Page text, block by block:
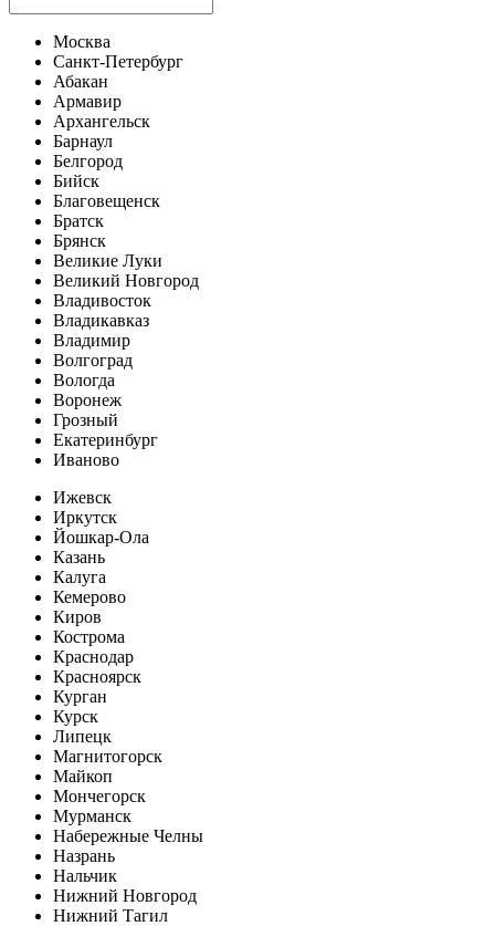
Москва
Санкт-Петербург
Абакан
Армавир
Архангельск
Барнаул
Белгород
Бийск
Благовещенск
Братск
Брянск
Великие Луки
Великий Новгород
Владивосток
Владикавказ
Владимир
Волгоград
Вологда
Воронеж
Грозный
Екатеринбург
Иваново
Ижевск
Иркутск
Йошкар-Ола
Казань
Калуга
Кемерово
Киров
Кострома
Краснодар
Красноярск
Курган
Курск
Липецк
Магнитогорск
Майкоп
Мончегорск
Мурманск
Набережные Челны
Назрань
Нальчик
Нижний Новгород
Нижний Тагил